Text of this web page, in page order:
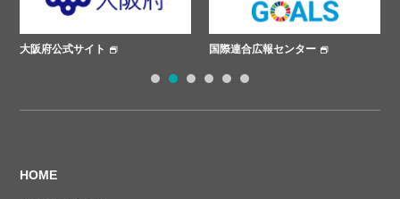
大阪府公式サイト 国際連合広報センター
HOME